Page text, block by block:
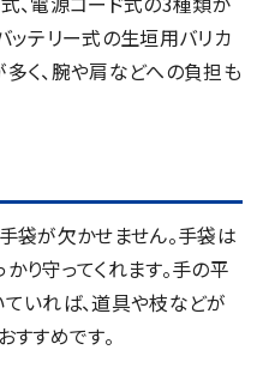
ッテリー式の生垣用バリカ
く、腕や肩などへの負担も
袋が欠かせません。手袋は
り守ってくれます。手の平
いれば、道具や枝などが
すすめです。